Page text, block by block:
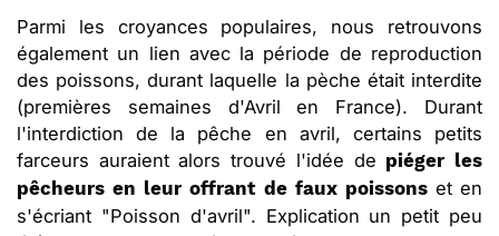
Parmi les croyances populaires, nous retrouvons
également un lien avec la période de reproduction
des poissons, durant laquelle la pèche était interdite
(premières semaines d'Avril en France). Durant
l'interdiction de la pêche en avril, certains petits
farceurs auraient alors trouvé l'idée de piéger les
pêcheurs en leur offrant de faux poissonset en
s'écriant "Poisson d'avril". Explication un petit peu